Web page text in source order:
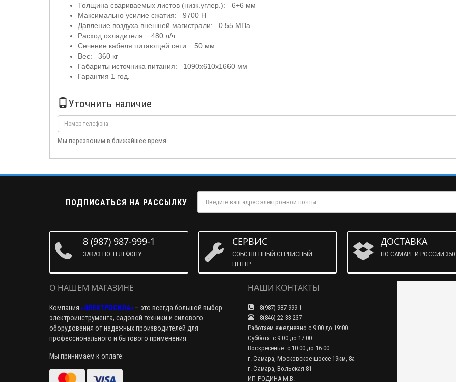
Толщина свариваемых листов (низк.углер.): 6+6 мм
Максимально усилие сжатия: 9700 Н
Давление воздуха внешней магистрали: 0.55 МПа
Расход охладителя: 480 л/ч
Сечение кабеля питающей сети: 50 мм
Вес: 360 кг
Габариты источника питания: 1090x610x1660 мм
Гарантия 1 год.
Уточнить наличие
Мы перезвоним в ближайшее время
ПОДПИСАТЬСЯ НА РАССЫЛКУ
8 (987) 987-999-1
ЗАКАЗ ПО ТЕЛЕФОНУ
СЕРВИС
СОБСТВЕННЫЙ СЕРВИСНЫЙ
ЦЕНТР
ДОСТАВКА
ПО САМАРЕ И РОССИИ 350
О НАШЕМ МАГАЗИНЕ
Компания «ЭЛЕКТРОСИЛА» – это всегда большой выбор
электроинструмента, садовой техники и силового
оборудования от надежных производителей для
профессионального и бытового применения.
Мы принимаем к оплате:
НАШИ КОНТАКТЫ
8(987) 987-999-1
8(846) 22-33-237
Работаем ежедневно с 9:00 до 19:00
Суббота: с 9:00 до 17:00
Воскресенье: с 10:00 до 16:00
г. Самара, Московское шоссе 19км, 8а
г. Самара, Вольская 81
ИП РОДИНА М.В.